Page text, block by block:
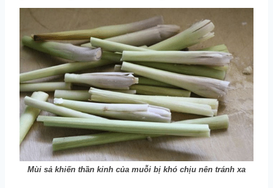
Mùi sả khiến thần kinh của muỗi bị khó chịu nên tránh xa